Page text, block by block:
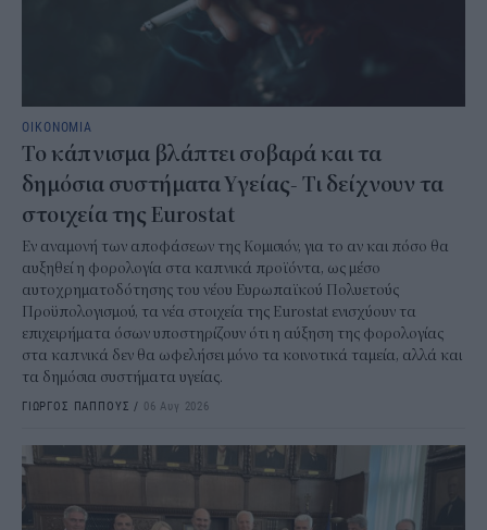
ΟΙΚΟΝΟΜΙΑ
Το κάπνισμα βλάπτει σοβαρά και τα
δημόσια συστήματα Υγείας- Τι δείχνουν τα
στοιχεία της Eurostat
Εν αναμονή των αποφάσεων της Κομισιόν, για το αν και πόσο θα
αυξηθεί η φορολογία στα καπνικά προϊόντα, ως μέσο
αυτοχρηματοδότησης του νέου Ευρωπαϊκού Πολυετούς
Προϋπολογισμού, τα νέα στοιχεία της Eurostat ενισχύουν τα
επιχειρήματα όσων υποστηρίζουν ότι η αύξηση της φορολογίας
στα καπνικά δεν θα ωφελήσει μόνο τα κοινοτικά ταμεία, αλλά και
τα δημόσια συστήματα υγείας.
ΓΙΩΡΓΟΣ ΠΑΠΠΟΥΣ / 06 Αυγ 2026